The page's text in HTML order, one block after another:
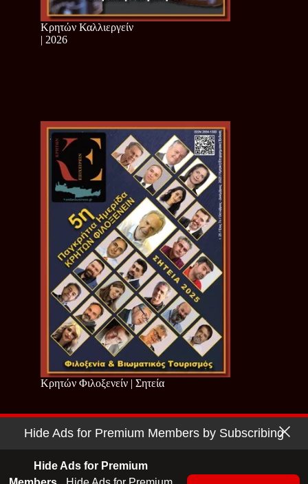
Κρητών Καλλιεργείν
| 2026
Κρητών Φιλοξενείν | Σητεία
Copyright © 2026 - Cretan Business | Κρητών Επιχειρείν
Hide Ads for Premium Members by Subscribing
Hide Ads for Premium